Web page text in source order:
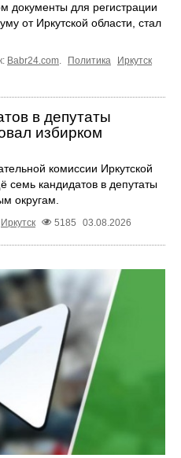
документы для регистрации
от Иркутской области, стал
Babr24.com. Политика
Иркутск
в депутаты
избирком
комиссии Иркутской
семь кандидатов в депутаты
округам.
Иркутск 5185 03.08.2026